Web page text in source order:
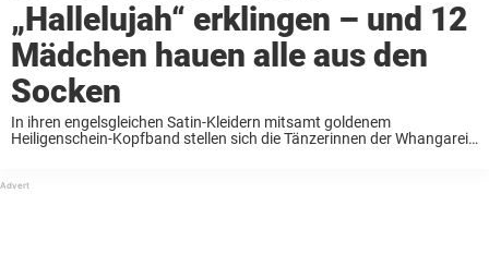
„Hallelujah“ erklingen – und 12
Mädchen hauen alle aus den
Socken
In ihren engelsgleichen Satin-Kleidern mitsamt goldenem
Heiligenschein-Kopfband stellen sich die Tänzerinnen der Whangarei
„Hallelujah“, zahlen sich monatelanges Training ...